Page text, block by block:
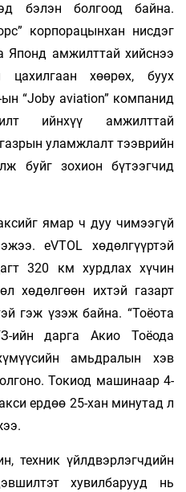
бэлэн болгоод байна.
корпорацынхан нисдэг
Японд амжилттай хийснээ
хөөрөх, буух
“Joby аviation” компанид
ийнхүү амжилттай
уламжлалт тээврийн
буйг зохион бүтээгчид
ямар ч дуу чимээгүй
eVTOL хөдөлгүүртэй
320 км хурдлах хүчин
хөдөлгөөн ихтэй газарт
гэж үзэж байна. “Тоёота
ийн дарга Акио Тоёода
амьдралын хэв
Токиод машинаар 4-
ердөө 25-хан минутад л
техник үйлдвэрлэгчдийн
хувилбарууд нь